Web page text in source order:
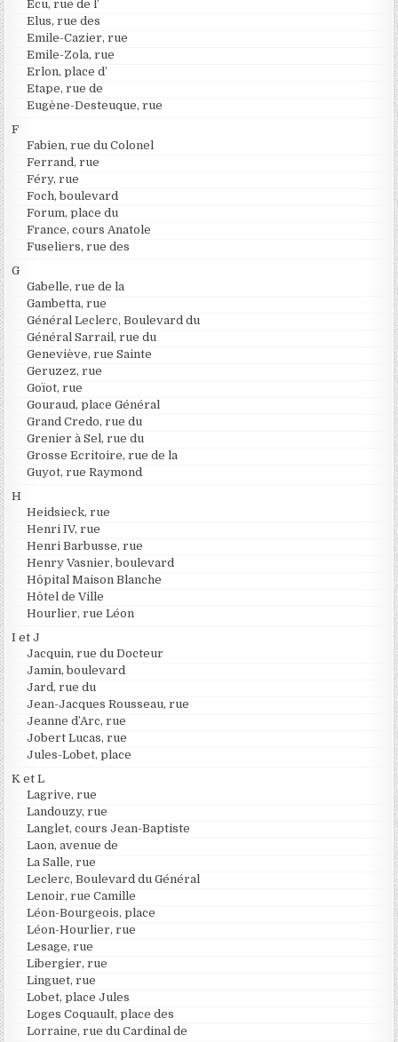
Ecu, rue de l’
Elus, rue des
Emile-Cazier, rue
Emile-Zola, rue
Erlon, place d’
Etape, rue de
Eugène-Desteuque, rue
F
Fabien, rue du Colonel
Ferrand, rue
Féry, rue
Foch, boulevard
Forum, place du
France, cours Anatole
Fuseliers, rue des
G
Gabelle, rue de la
Gambetta, rue
Général Leclerc, Boulevard du
Général Sarrail, rue du
Geneviève, rue Sainte
Geruzez, rue
Goïot, rue
Gouraud, place Général
Grand Credo, rue du
Grenier à Sel, rue du
Grosse Ecritoire, rue de la
Guyot, rue Raymond
H
Heidsieck, rue
Henri IV, rue
Henri Barbusse, rue
Henry Vasnier, boulevard
Hôpital Maison Blanche
Hôtel de Ville
Hourlier, rue Léon
I et J
Jacquin, rue du Docteur
Jamin, boulevard
Jard, rue du
Jean-Jacques Rousseau, rue
Jeanne d’Arc, rue
Jobert Lucas, rue
Jules-Lobet, place
K et L
Lagrive, rue
Landouzy, rue
Langlet, cours Jean-Baptiste
Laon, avenue de
La Salle, rue
Leclerc, Boulevard du Général
Lenoir, rue Camille
Léon-Bourgeois, place
Léon-Hourlier, rue
Lesage, rue
Libergier, rue
Linguet, rue
Lobet, place Jules
Loges Coquault, place des
Lorraine, rue du Cardinal de